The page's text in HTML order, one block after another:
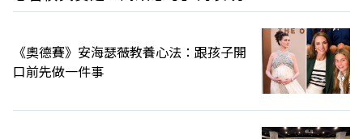
《奧德賽》安海瑟薇教養心法：跟孩子開
口前先做一件事